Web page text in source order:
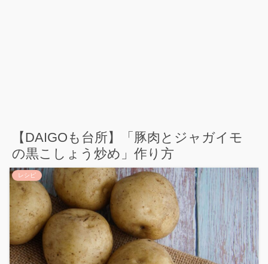
【DAIGOも台所】「豚肉とジャガイモ
の黒こしょう炒め」作り方
レシピ